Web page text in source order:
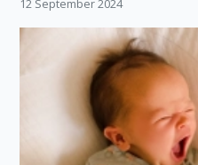
12 September 2024